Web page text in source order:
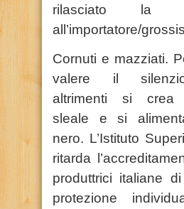
rilasciato la
all’importatore/
Cornuti e mazziati.
valere il
altrimenti si crea
sleale e si
nero. L’Istituto
ritarda
produttrici italiane
protezione